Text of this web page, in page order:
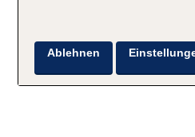
Ablehnen